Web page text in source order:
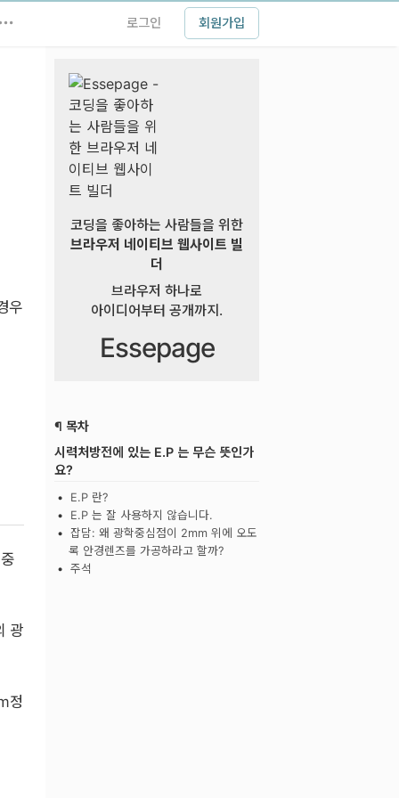
로그인 회원가입
우
광
정
코딩을 좋아하는 사람들을 위한
브라우저 네이티브 웹사이트 빌
더
브라우저 하나로
아이디어부터 공개까지.
Essepage
¶ 목차
시력처방전에 있는 E.P 는 무슨 뜻인가
요?
E.P 란?
E.P 는 잘 사용하지 않습니다.
잡담: 왜 광학중심점이 2mm 위에 오도
록 안경렌즈를 가공하라고 할까?
주석